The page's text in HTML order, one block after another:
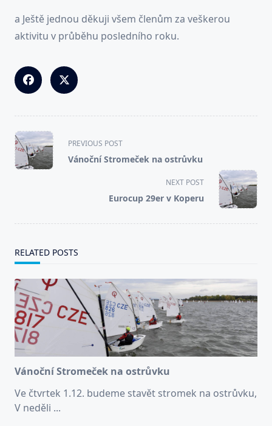
a Ještě jednou děkuji všem členům za veškerou
aktivitu v průběhu posledního roku.
<span
class="nav-
subtitle
PREVIOUS POST
Vánoční Stromeček na ostrůvku
NEXT POST
Eurocup 29er v Koperu
RELATED POSTS
Vánoční Stromeček na ostrůvku
Ve čtvrtek 1.12. budeme stavět stromek na ostrůvku,
V neděli ...